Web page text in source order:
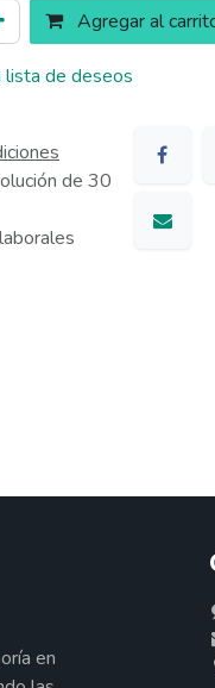
Agregar al
lista de deseos
de 30
en